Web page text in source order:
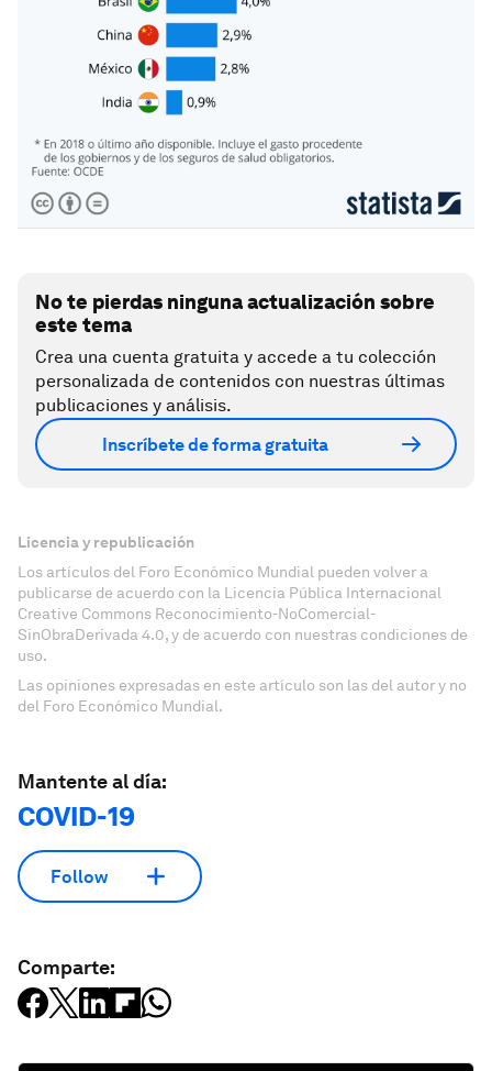
No te pierdas ninguna actualización sobre
este tema
Crea una cuenta gratuita y accede a tu colección
personalizada de contenidos con nuestras últimas
publicaciones y análisis.
Inscríbete de forma gratuita
Licencia y republicación
Los artículos del Foro Económico Mundial pueden volver a
publicarse de acuerdo con la Licencia Pública Internacional
Creative Commons Reconocimiento-NoComercial-
SinObraDerivada 4.0, y de acuerdo con nuestras condiciones de
uso.
Las opiniones expresadas en este artículo son las del autor y no
del Foro Económico Mundial.
Mantente al día:
COVID-19
Follow
Comparte: